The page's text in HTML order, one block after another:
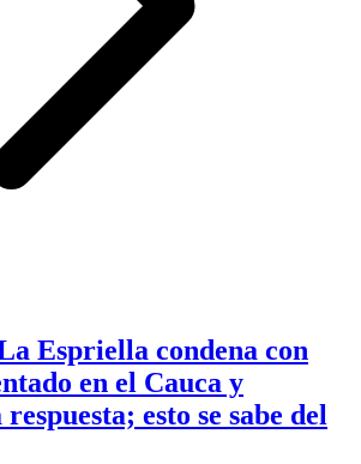
Espriella condena con
en el Cauca y
esto se sabe del